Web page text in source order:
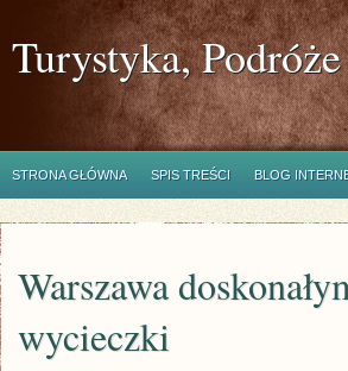
Turystyka, Podróże
STRONA GŁÓWNA SPIS TREŚCI BLOG
Warszawa
wycieczki